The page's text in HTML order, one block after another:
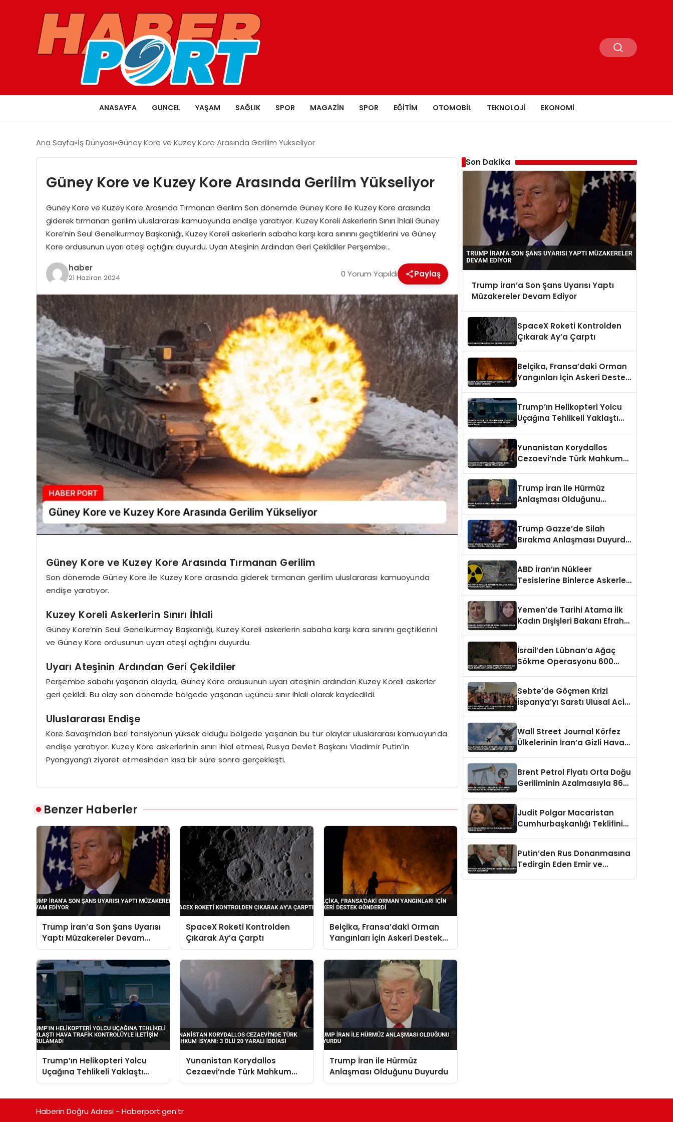
ANASAYFA GUNCEL YAŞAM SAĞLIK SPOR MAGAZIN SPOR EĞITIM OTOMOBIL TEKNOLOJI EKONOMI
Ana Sayfa İş Dünyası Güney Kore ve Kuzey Kore Arasında Gerilim Yükseliyor
Güney Kore ve Kuzey Kore Arasında Gerilim Yükseliyor
Güney Kore ve Kuzey Kore Arasında Tırmanan Gerilim Son dönemde Güney Kore ile Kuzey Kore arasında
giderek tırmanan gerilim uluslararası kamuoyunda endişe yaratıyor. Kuzey Koreli Askerlerin Sınırı İhlali Güney
Kore’nin Seul Genelkurmay Başkanlığı, Kuzey Koreli askerlerin sabaha karşı kara sınırını geçtiklerini ve Güney
Kore ordusunun uyarı ateşi açtığını duyurdu. Uyarı Ateşinin Ardından Geri Çekildiler Perşembe…
haber
21 Haziran 2024 0 Yorum Yapıldı Paylaş
Güney Kore ve Kuzey Kore Arasında Tırmanan Gerilim
Son dönemde Güney Kore ile Kuzey Kore arasında giderek tırmanan gerilim uluslararası kamuoyunda
endişe yaratıyor.
Kuzey Koreli Askerlerin Sınırı İhlali
Güney Kore’nin Seul Genelkurmay Başkanlığı, Kuzey Koreli askerlerin sabaha karşı kara sınırını geçtiklerini
ve Güney Kore ordusunun uyarı ateşi açtığını duyurdu.
Uyarı Ateşinin Ardından Geri Çekildiler
Perşembe sabahı yaşanan olayda, Güney Kore ordusunun uyarı ateşinin ardından Kuzey Koreli askerler
geri çekildi. Bu olay son dönemde bölgede yaşanan üçüncü sınır ihlali olarak kaydedildi.
Uluslararası Endişe
Kore Savaşı’ndan beri tansiyonun yüksek olduğu bölgede yaşanan bu tür olaylar uluslararası kamuoyunda
endişe yaratıyor. Kuzey Kore askerlerinin sınırı ihlal etmesi, Rusya Devlet Başkanı Vladimir Putin’in
Pyongyang’ı ziyaret etmesinden kısa bir süre sonra gerçekleşti.
Benzer Haberler
Trump İran’a Son Şans Uyarısı
Yaptı Müzakereler Devam
Ediyor
SpaceX Roketi Kontrolden
Çıkarak Ay’a Çarptı
Belçika, Fransa’daki Orman
Yangınları İçin Askeri Destek
Gönderdi
Trump’ın Helikopteri Yolcu
Uçağına Tehlikeli Yaklaştı
Hava Trafik Kontrolüyle
Yunanistan Korydallos
Cezaevi’nde Türk Mahkum
İsyanı: 3 Ölü 20 Yaralı İddiası
Trump İran ile Hürmüz
Anlaşması Olduğunu Duyurdu
Son Dakika
Trump İran’a Son Şans Uyarısı Yaptı
Müzakereler Devam Ediyor
SpaceX Roketi Kontrolden
Çıkarak Ay’a Çarptı
Belçika, Fransa’daki Orman
Yangınları İçin Askeri Destek
Trump’ın Helikopteri Yolcu
Uçağına Tehlikeli Yaklaştı
Yunanistan Korydallos
Cezaevi’nde Türk Mahkum
Trump İran ile Hürmüz
Anlaşması Olduğunu
Trump Gazze’de Silah
Bırakma Anlaşması Duyurdu
ABD İran’ın Nükleer
Tesislerine Binlerce Askerle
Yemen’de Tarihi Atama İlk
Kadın Dışişleri Bakanı Efrah
İsrail’den Lübnan’a Ağaç
Sökme Operasyonu 600
Sebte’de Göçmen Krizi
İspanya’yı Sarstı Ulusal Acil
Wall Street Journal Körfez
Ülkelerinin İran’a Gizli Hava
Brent Petrol Fiyatı Orta Doğu
Geriliminin Azalmasıyla 86
Judit Polgar Macaristan
Cumhurbaşkanlığı Teklifini
Putin’den Rus Donanmasına
Tedirgin Eden Emir ve
Haberin Doğru Adresi - Haberport.gen.tr